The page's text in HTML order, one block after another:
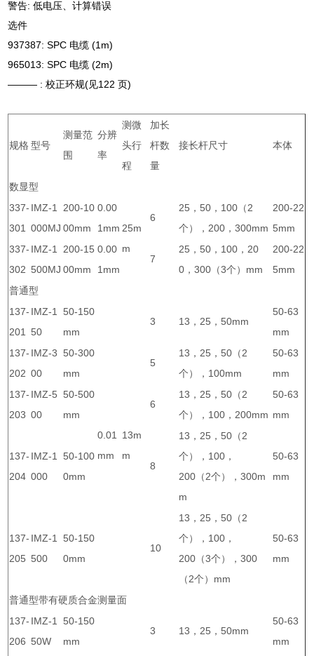
警告: 低电压、计算错误
选件
937387: SPC 电缆 (1m)
965013: SPC 电缆 (2m)
——— : 校正环规(见122 页)
规格 型号
测量范
围
分辨
率
测微
头行
程
加长
杆数
量
接长杆尺寸 本体
数显型
337-
301
IMZ-1
000MJ
200-10
00mm
0.00
1mm 25m
m
6
25，50，100（2
个），200，300mm
200-22
5mm
337-
302
IMZ-1
500MJ
200-15
00mm
0.00
1mm
7
25，50，100，20
0，300（3个）mm
200-22
5mm
普通型
137-
201
IMZ-1
50
50-150
mm
0.01
mm
13m
m
3 13，25，50mm
50-63
mm
137-
202
IMZ-3
00
50-300
mm
5
13，25，50（2
个），100mm
50-63
mm
137-
203
IMZ-5
00
50-500
mm
6
13，25，50（2
个），100，200mm
50-63
mm
137-
204
IMZ-1
000
50-100
0mm
8
13，25，50（2
个），100，
200（2个），300m
m
50-63
mm
137-
205
IMZ-1
500
50-150
0mm
10
13，25，50（2
个），100，
200（3个），300
（2个）mm
50-63
mm
普通型带有硬质合金测量面
137-
206
IMZ-1
50W
50-150
mm
3 13，25，50mm
50-63
mm